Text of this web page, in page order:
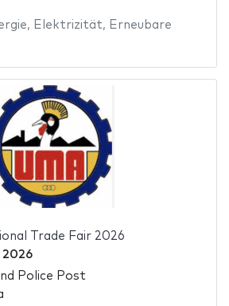
, Elektrizität, Erneubare
Trade Fair 2026
2026
Police Post